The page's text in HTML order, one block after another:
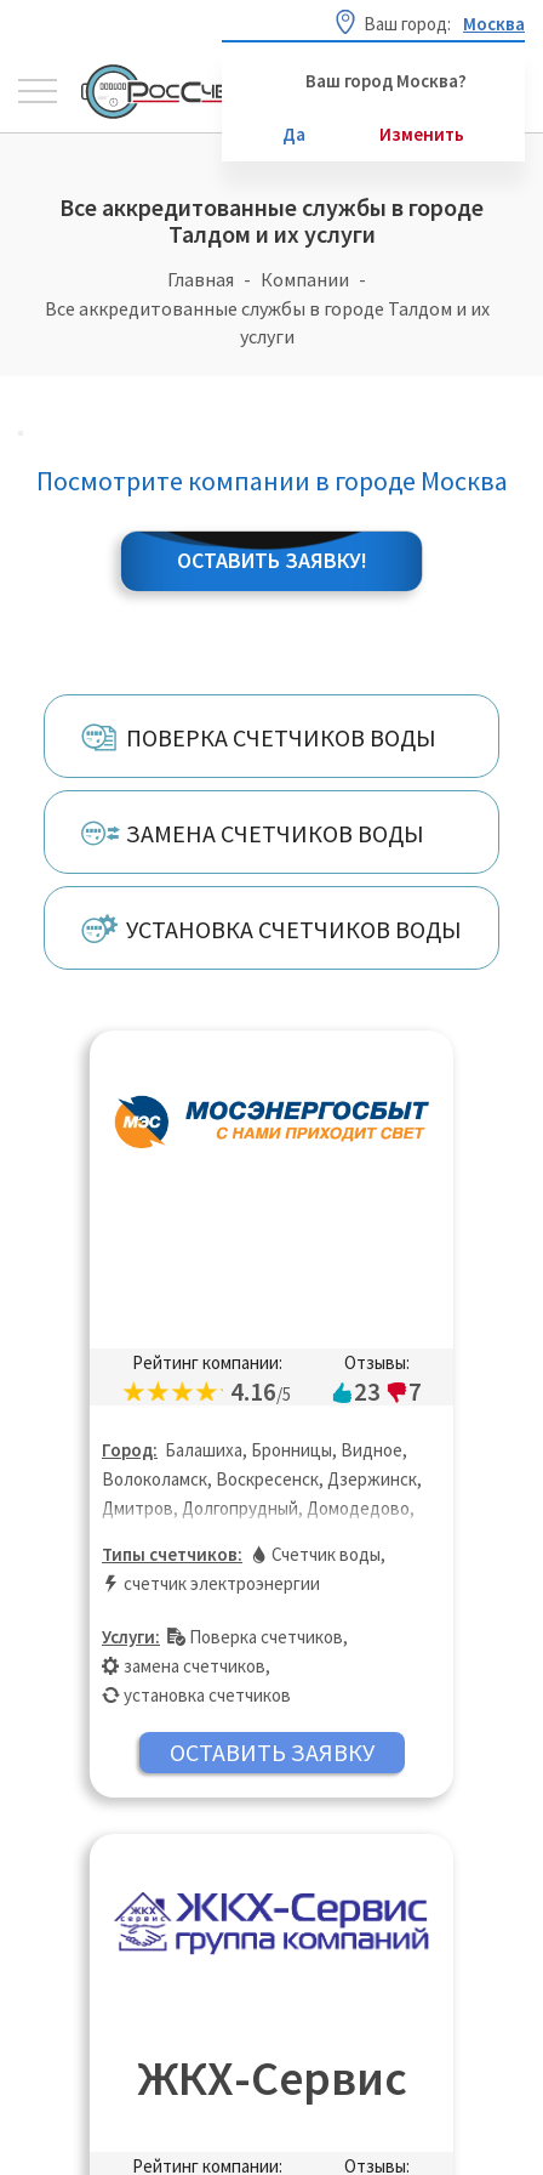
Ваш город: Москва
Ваш город Москва?
Да Изменить
Все аккредитованные службы в городе
Талдом и их услуги
Главная
Компании
Все аккредитованные службы в городе Талдом и их
услуги
Посмотрите компании в городе Москва
ОСТАВИТЬ ЗАЯВКУ!
ПОВЕРКА СЧЕТЧИКОВ ВОДЫ
ЗАМЕНА СЧЕТЧИКОВ ВОДЫ
УСТАНОВКА СЧЕТЧИКОВ ВОДЫ
Рейтинг компании:
4.16/5
Отзывы:
23 7
Город: Балашиха, Бронницы, Видное,
Волоколамск, Воскресенск, Дзержинск,
Дмитров, Долгопрудный, Домодедово,
Звенигород, Зеленоград, Истра, Кашира,
Клин, Коломна, Королёв, Котельники,
Красногорск, Краснознаменск, Лобня,
Лосино-Петровский, Луховицы,
Лыткарино, Люберцы, Можайск, Москва,
Московская область, Мытищи, Наро-
Фоминск, Ногинск, Одинцово, Орехово-
Зуево, Подольск, Пушкино, Сергиев
Посад, Серпухов, Талдом, Чехов,
Типы счетчиков: Счетчик воды,
счетчик электроэнергии
Услуги: Поверка счетчиков,
замена счетчиков,
установка счетчиков
ЖКХ-Сервис
Рейтинг компании: Отзывы: